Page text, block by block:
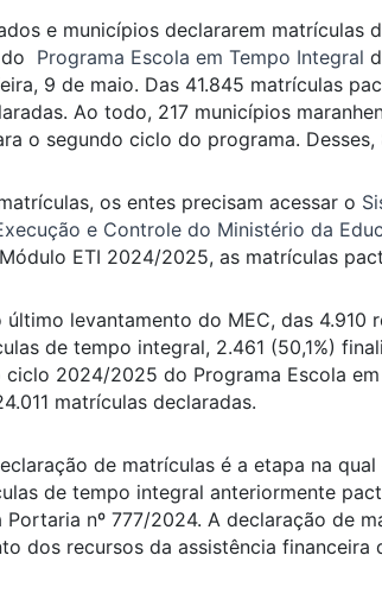
e municípios declararem matrículas
Programa Escola em Tempo Integral
9 de maio. Das 41.845 matrículas
Ao todo, 217 municípios
o segundo ciclo do programa. Desses,
os entes precisam acessar o
e Controle do Ministério da
ETI 2024/2025, as matrículas
levantamento do MEC, das 4.910
de tempo integral, 2.461 (50,1%)
ciclo 2024/2025 do Programa Escola
matrículas declaradas.
de matrículas é a etapa na
de tempo integral anteriormente
Portaria nº 777/2024. A declaração de
dos recursos da assistência financeira